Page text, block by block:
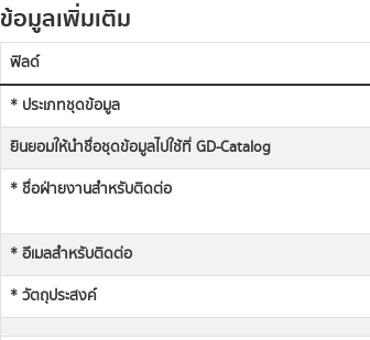
ข้อมูลเพิ่มเติม
ฟิลด์
* ประเภทชุดข้อมูล
ยินยอมให้นำชื่อชุดข้อมูลไปใช้ที่ GD-Catalog
* ชื่อฝ่ายงานสำหรับติดต่อ
* อีเมลสำหรับติดต่อ
* วัตถุประสงค์